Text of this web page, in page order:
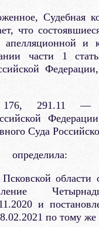
Судебная
что
и
части 1
176, 291.11 —
Суда
определила:
и
по тому